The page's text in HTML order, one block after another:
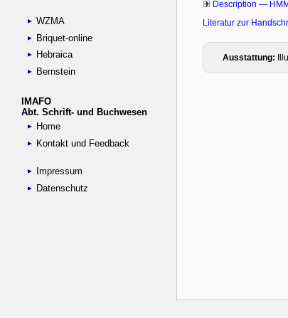
WZMA
Briquet-online
Hebraica
Bernstein
IMAFO
Abt. Schrift- und Buchwesen
Home
Kontakt und Feedback
Impressum
Datenschutz